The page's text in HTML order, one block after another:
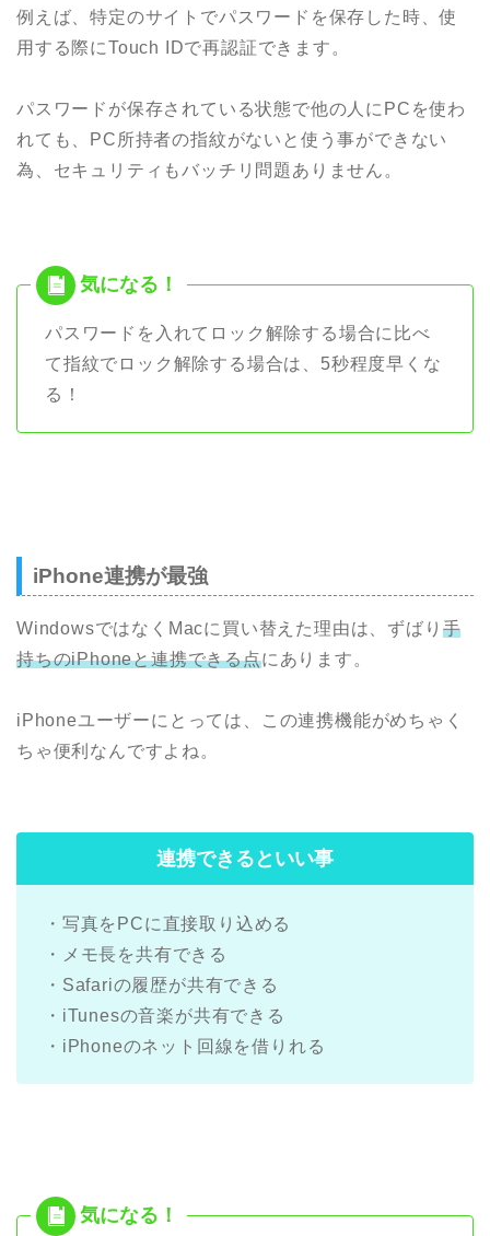
例えば、特定のサイトでパスワードを保存した時、使
用する際にTouch IDで再認証できます。
パスワードが保存されている状態で他の人にPCを使わ
れても、PC所持者の指紋がないと使う事ができない
為、セキュリティもバッチリ問題ありません。
パスワードを入れてロック解除する場合に比べ
て指紋でロック解除する場合は、5秒程度早くな
る！
iPhone連携が最強
WindowsではなくMacに買い替えた理由は、ずばり 手
持ちのiPhoneと連携できる点にあります。
iPhoneユーザーにとっては、この連携機能がめちゃく
ちゃ便利なんですよね。
連携できるといい事
・写真をPCに直接取り込める
・メモ長を共有できる
・Safariの履歴が共有できる
・iTunesの音楽が共有できる
・iPhoneのネット回線を借りれる